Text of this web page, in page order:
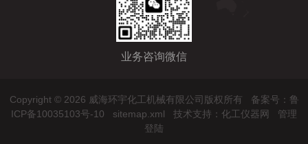
业务咨询微信
Copyright © 2026 威海环宇化工机械有限公司版权所有 备案号：鲁
ICP备10035103号-10
sitemap.xml 技术支持： 化工仪器网
管理
登陆